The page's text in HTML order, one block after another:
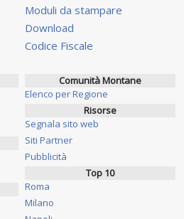
Moduli da stampare
Download
Codice Fiscale
Comunità Montane
Elenco per Regione
Risorse
Segnala sito web
Siti Partner
Pubblicità
Top 10
Roma
Milano